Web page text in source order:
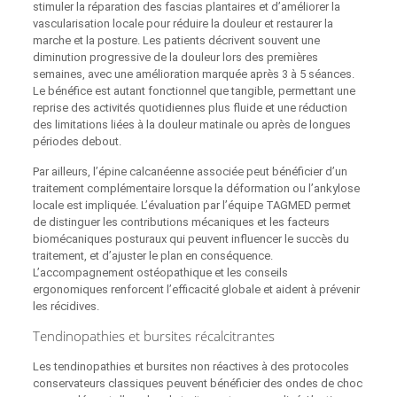
stimuler la réparation des fascias plantaires et d’améliorer la
vascularisation locale pour réduire la douleur et restaurer la
marche et la posture. Les patients décrivent souvent une
diminution progressive de la douleur lors des premières
semaines, avec une amélioration marquée après 3 à 5 séances.
Le bénéfice est autant fonctionnel que tangible, permettant une
reprise des activités quotidiennes plus fluide et une réduction
des limitations liées à la douleur matinale ou après de longues
périodes debout.
Par ailleurs, l’épine calcanéenne associée peut bénéficier d’un
traitement complémentaire lorsque la déformation ou l’ankylose
locale est impliquée. L’évaluation par l’équipe TAGMED permet
de distinguer les contributions mécaniques et les facteurs
biomécaniques posturaux qui peuvent influencer le succès du
traitement, et d’ajuster le plan en conséquence.
L’accompagnement ostéopathique et les conseils
ergonomiques renforcent l’efficacité globale et aident à prévenir
les récidives.
Tendinopathies et bursites récalcitrantes
Les tendinopathies et bursites non réactives à des protocoles
conservateurs classiques peuvent bénéficier des ondes de choc